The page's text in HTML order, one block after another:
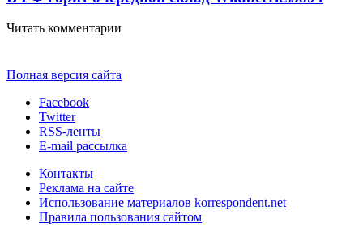
Читать комментарии
Полная версия сайта
Facebook
Twitter
RSS-ленты
E-mail рассылка
Контакты
Реклама на сайте
Использование материалов korrespondent.net
Правила пользования сайтом